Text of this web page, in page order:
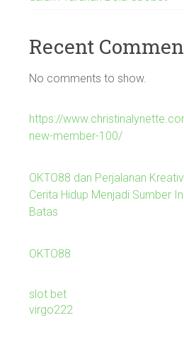
Recent
No comments to show.
https://
new-member-100/
OKTO88 dan Perjalanan
Cerita Hidup Menjadi Sumber
Batas
OKTO88
slot bet
virgo222